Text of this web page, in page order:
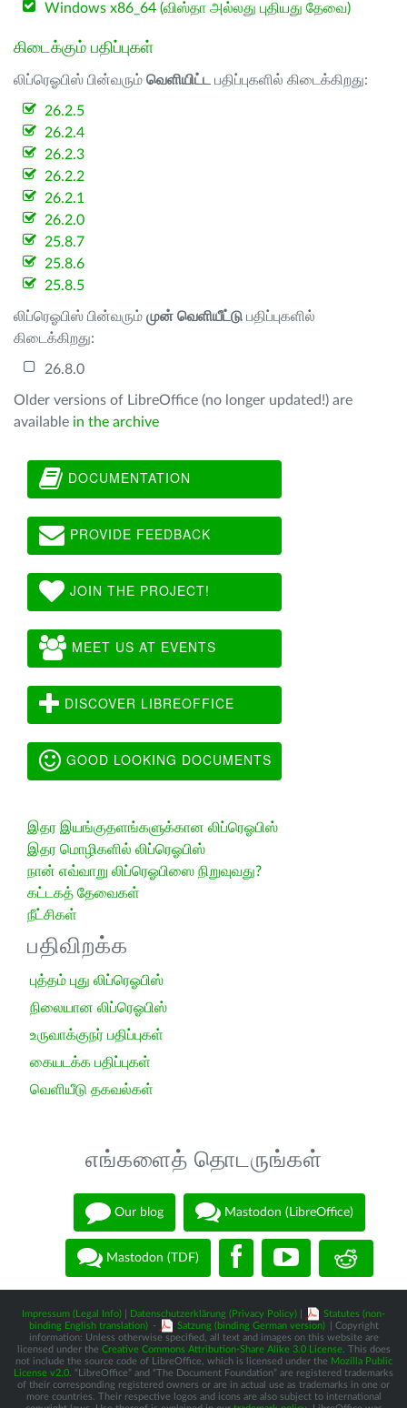
Windows x86_64 (விஸ்தா அல்லது புதியது தேவை)
கிடைக்கும் பதிப்புகள்
லிப்ரெஓபிஸ் பின்வரும் வெளியிட்ட பதிப்புகளில் கிடைக்கிறது:
26.2.5
26.2.4
26.2.3
26.2.2
26.2.1
26.2.0
25.8.7
25.8.6
25.8.5
லிப்ரெஓபிஸ் பின்வரும் முன் வெளியீட்டு பதிப்புகளில்
கிடைக்கிறது:
26.8.0
Older versions of LibreOffice (no longer updated!) are
available in the archive
DOCUMENTATION
PROVIDE FEEDBACK
JOIN THE PROJECT!
MEET US AT EVENTS
DISCOVER LIBREOFFICE
GOOD LOOKING DOCUMENTS
இதர இயங்குதளங்களுக்கான லிப்ரெஓபிஸ்
இதர மொழிகளில் லிப்ரெஓபிஸ்
நான் எவ்வாறு லிப்ரெஓபிஸை நிறுவுவது?
கட்டகத் தேவைகள்
நீட்சிகள்
பதிவிறக்க
புத்தம் புது லிப்ரெஓபிஸ்
நிலையான லிப்ரெஓபிஸ்
உருவாக்குநர் பதிப்புகள்
கையடக்க பதிப்புகள்
வெளியீடு தகவல்கள்
எங்களைத் தொடருங்கள்
Our blog Mastodon (LibreOffice)
Mastodon (TDF)
Impressum (Legal Info) Datenschutzerklärung (Privacy Policy)
Statutes (non-
binding English translation) - Satzung (binding German version)
| Copyright
information: Unless otherwise specified, all text and images on this website are
licensed under the Creative Commons Attribution-Share Alike 3.0 License. This does
not include the source code of LibreOffice, which is licensed under the Mozilla Public
License v2.0 . “LibreOffice” and “The Document Foundation” are registered trademarks
of their corresponding registered owners or are in actual use as trademarks in one or
more countries. Their respective logos and icons are also subject to international